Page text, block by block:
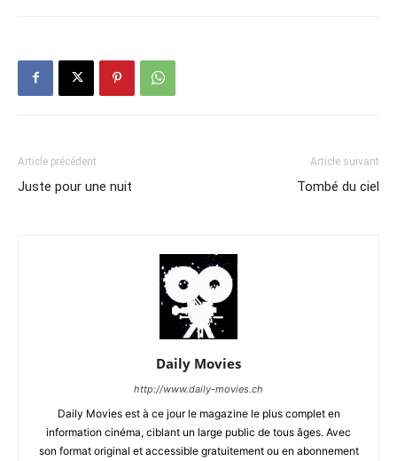
Article précédent
Juste pour une nuit
Article suivant
Tombé du ciel
Daily Movies
http://www.daily-movies.ch
Daily Movies est à ce jour le magazine le plus complet en
information cinéma, ciblant un large public de tous âges. Avec
son format original et accessible gratuitement ou en abonnement